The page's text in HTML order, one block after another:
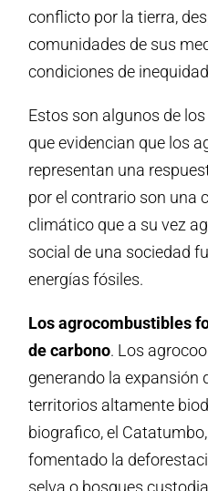
conflicto por la tierra,
comunidades de sus
condiciones de
Estos son algunos de
que evidencian que los
representan una
por el contrario son una
climático que a su vez
social de una sociedad
energías fósiles.
Los agrocombustibles
de carbono. Los
generando la expansión
territorios altamente
biografico, el
fomentado la
selva o bosques